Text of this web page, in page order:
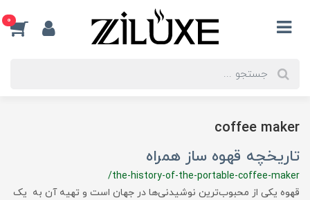
0
coffee maker
تاریخچه قهوه‌ ساز همراه
/the-history-of-the-portable-coffee-maker
قهوه یکی از محبوب‌ترین نوشیدنی‌ها در جهان است و تهیه آن به یک